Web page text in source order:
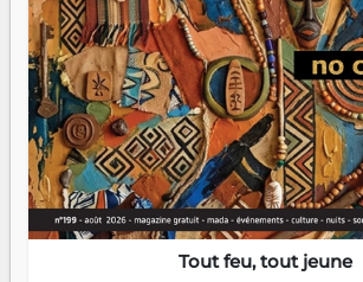
Tout feu, tout jeune